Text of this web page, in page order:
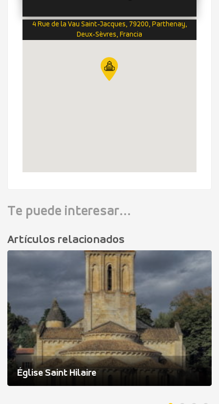
4 Rue de la Vau Saint-Jacques, 79200, Parthenay,
Deux-Sèvres, Francia
Te puede interesar...
Artículos relacionados
Église Saint Hilaire